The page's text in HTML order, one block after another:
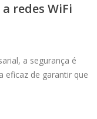
redes WiFi
a segurança é
eficaz de garantir que